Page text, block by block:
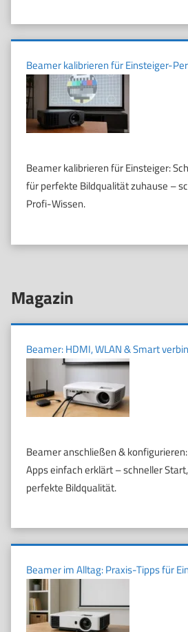
Beamer kalibrieren für Einsteiger-
Beamer kalibrieren für Einsteiger:
für perfekte Bildqualität zuhause –
Profi-Wissen.
Magazin
Beamer: HDMI, WLAN & Smart
Beamer anschließen &
Apps einfach erklärt – schneller
perfekte Bildqualität.
Beamer im Alltag: Praxis-Tipps für